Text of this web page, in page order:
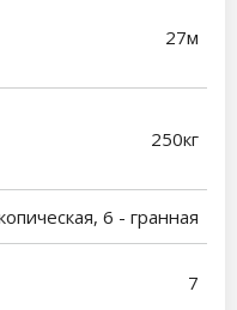
27м
250кг
6 - гранная
7